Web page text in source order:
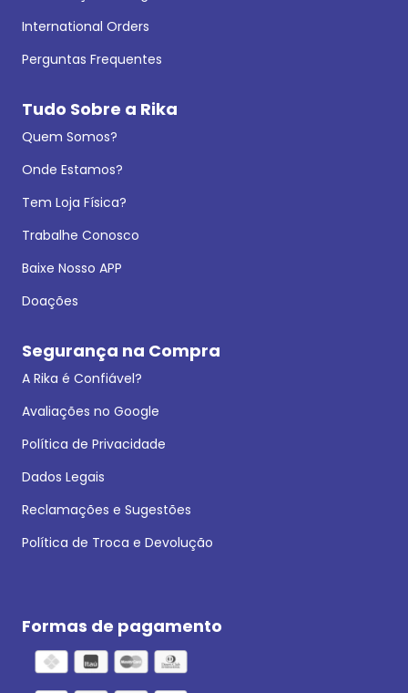
International Orders
Perguntas Frequentes
Tudo Sobre a Rika
Quem Somos?
Onde Estamos?
Tem Loja Física?
Trabalhe Conosco
Baixe Nosso APP
Doações
Segurança na Compra
A Rika é Confiável?
Avaliações no Google
Política de Privacidade
Dados Legais
Reclamações e Sugestões
Política de Troca e Devolução
Formas de pagamento